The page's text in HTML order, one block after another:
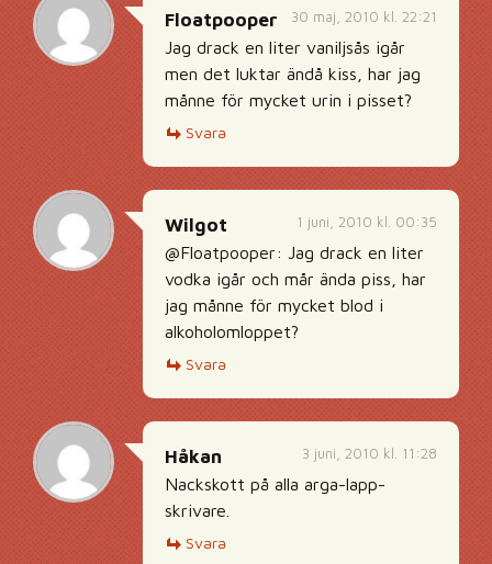
30 maj, 2010 kl. 22:21
Floatpooper
Jag drack en liter vaniljsås igår
men det luktar ändå kiss, har jag
månne för mycket urin i pisset?
Svara
1 juni, 2010 kl. 00:35
Wilgot
@Floatpooper: Jag drack en liter
vodka igår och mår ända piss, har
jag månne för mycket blod i
alkoholomloppet?
Svara
3 juni, 2010 kl. 11:28
Håkan
Nackskott på alla arga-lapp-
skrivare.
Svara